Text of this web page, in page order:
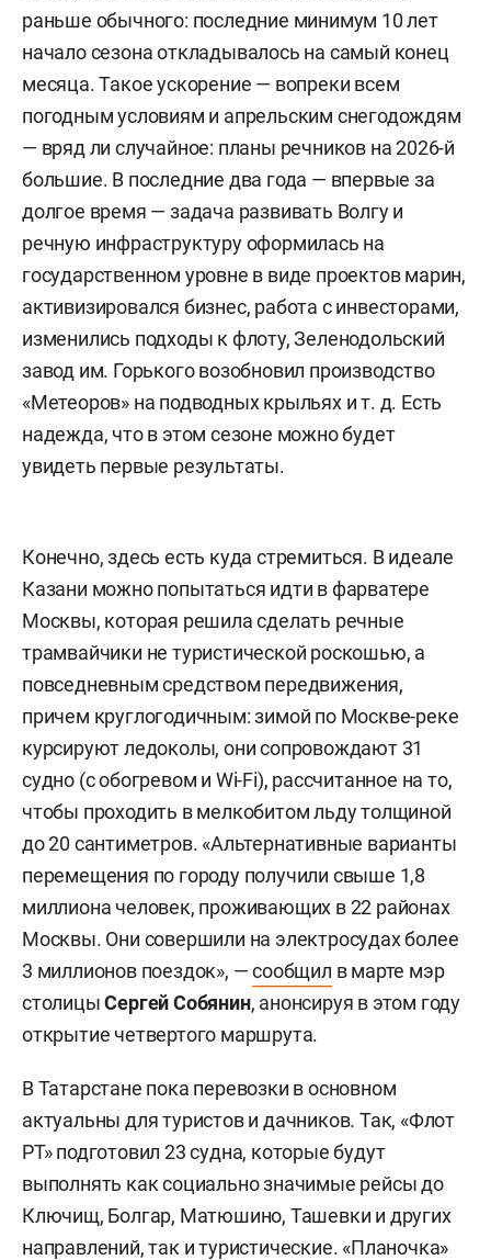
раньше обычного: последние минимум 10 лет
начало сезона откладывалось на самый конец
месяца. Такое ускорение — вопреки всем
погодным условиям и апрельским снегодождям
— вряд ли случайное: планы речников на 2026-й
большие. В последние два года — впервые за
долгое время — задача развивать Волгу и
речную инфраструктуру оформилась на
государственном уровне в виде проектов марин,
активизировался бизнес, работа с инвесторами,
изменились подходы к флоту, Зеленодольский
завод им. Горького возобновил производство
«Метеоров» на подводных крыльях и т. д. Есть
надежда, что в этом сезоне можно будет
увидеть первые результаты.
Конечно, здесь есть куда стремиться. В идеале
Казани можно попытаться идти в фарватере
Москвы, которая решила сделать речные
трамвайчики не туристической роскошью, а
повседневным средством передвижения,
причем круглогодичным: зимой по Москве-реке
курсируют ледоколы, они сопровождают 31
судно (с обогревом и Wi-Fi), рассчитанное на то,
чтобы проходить в мелкобитом льду толщиной
до 20 сантиметров. «Альтернативные варианты
перемещения по городу получили свыше 1,8
миллиона человек, проживающих в 22 районах
Москвы. Они совершили на электросудах более
3 миллионов поездок», —сообщил в марте мэр
столицыСергей Собянин, анонсируя в этом году
открытие четвертого маршрута.
В Татарстане пока перевозки в основном
актуальны для туристов и дачников. Так, «Флот
РТ» подготовил 23 судна, которые будут
выполнять как социально значимые рейсы до
Ключищ, Болгар, Матюшино, Ташевки и других
направлений, так и туристические. «Планочка»